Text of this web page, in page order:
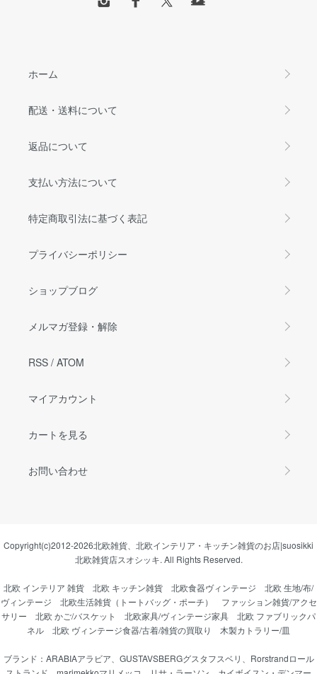
ホーム
配送・送料について
返品について
支払い方法について
特定商取引法に基づく表記
プライバシーポリシー
ショップブログ
メルマガ登録・解除
RSS / ATOM
マイアカウント
カートを見る
お問い合わせ
Copyright(c)2012-2026北欧雑貨、北欧インテリア・キッチン雑貨のお店|suosikki
北欧雑貨店スオシッキ. All Rights Reserved.
北欧 インテリア 雑貨 北欧 キッチン雑貨 北欧食器ヴィンテージ
北欧 生地/布/
ヴィンテージ
北欧生活雑貨（トートバッグ・ポーチ）
ファッション雑貨/アクセ
サリー
北欧 かご/バスケット 北欧家具/ヴィンテージ家具
北欧 ファブリックパ
ネル
北欧 ヴィンテージ食器/古着/雑貨の買取り 木製カトラリー/皿
ブランド： ARABIAアラビア GUSTAVSBERGグスタフスベリ
Rorstrandロール